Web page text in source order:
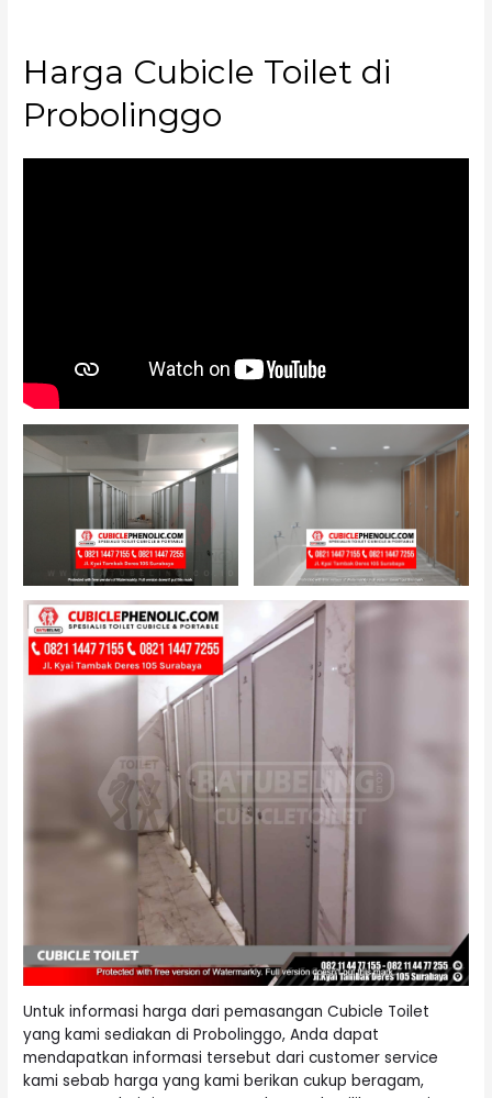
Harga Cubicle Toilet di
Probolinggo
Untuk informasi harga dari pemasangan Cubicle Toilet
yang kami sediakan di Probolinggo, Anda dapat
mendapatkan informasi tersebut dari customer service
kami sebab harga yang kami berikan cukup beragam,